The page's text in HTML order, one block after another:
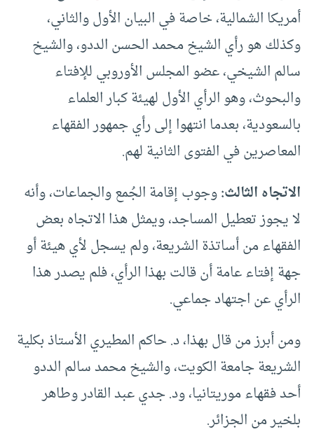
أمريكا الشمالية، خاصة في البيان الأول والثاني،
وكذلك هو رأي الشيخ محمد الحسن الددو، والشيخ
سالم الشيخي، عضو المجلس الأوروبي للإفتاء
والبحوث، وهو الرأي الأول لهيئة كبار العلماء
بالسعودية، بعدما انتهوا إلى رأي جمهور الفقهاء
المعاصرين في الفتوى الثانية لهم.
الاتجاه الثالث:وجوب إقامة الجُمع والجماعات، وأنه
لا يجوز تعطيل المساجد، ويمثل هذا الاتجاه بعض
الفقهاء من أساتذة الشريعة، ولم يسجل لأي هيئة أو
جهة إفتاء عامة أن قالت بهذا الرأي، فلم يصدر هذا
الرأي عن اجتهاد جماعي.
ومن أبرز من قال بهذا، د. حاكم المطيري الأستاذ بكلية
الشريعة جامعة الكويت، والشيخ محمد سالم الددو
أحد فقهاء موريتانيا، ود. جدي عبد القادر وطاهر
بلخير من الجزائر.